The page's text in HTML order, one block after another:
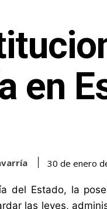
en
30 de enero
del Estado, la
las leyes,